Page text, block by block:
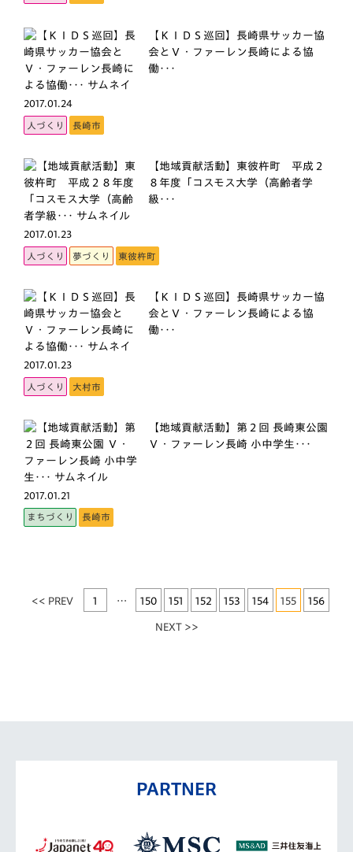
2017.01.24
【ＫＩＤＳ巡回】長崎県サッカー協
会とＶ・ファーレン長崎による協
働･･･
人づくり 長崎市
2017.01.23
【地域貢献活動】東彼杵町 平成２
８年度「コスモス大学（高齢者学
級･･･
人づくり 夢づくり 東彼杵町
2017.01.23
【ＫＩＤＳ巡回】長崎県サッカー協
会とＶ・ファーレン長崎による協
働･･･
人づくり 大村市
2017.01.21
【地域貢献活動】第２回 長崎東公園
Ｖ・ファーレン長崎 小中学生･･･
まちづくり 長崎市
<< PREV 1 … 150 151 152 153 154 155 156
NEXT >>
PARTNER